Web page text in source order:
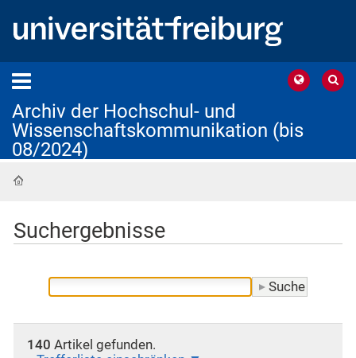
Archiv der Hochschul- und
Wissenschaftskommunikation (bis
08/2024)
Suchergebnisse
140 Artikel gefunden.